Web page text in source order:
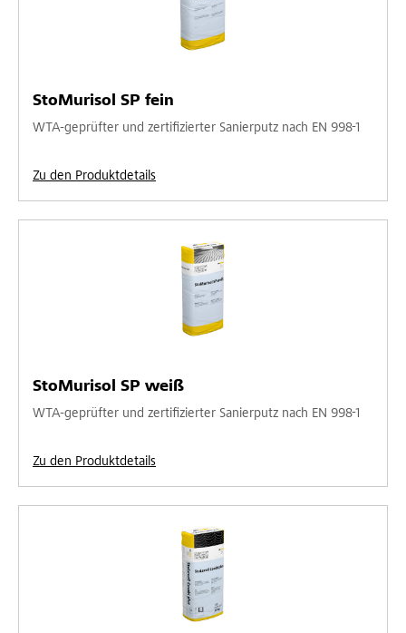
StoMurisol SP fein
WTA-geprüfter und zertifizierter Sanierputz nach EN 998-1
Zu den Produktdetails
StoMurisol SP weiß
WTA-geprüfter und zertifizierter Sanierputz nach EN 998-1
Zu den Produktdetails